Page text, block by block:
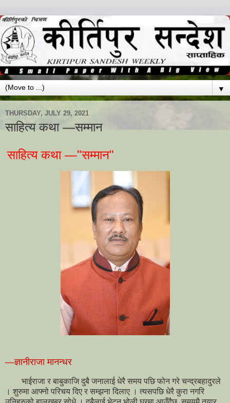
▼
THURSDAY, JULY 29, 2021
साहित्य कथा —सम्मान
साहित्य कथा —"सम्मान"
—ज्ञानीराजा मानन्धर
भाईराजा र बाबुकाजि दुबै जनालाई धेरै समय पछि फोन गरे चन्द्रबहादुरले
। शुरुमा आफ्नो परिचय दिए र सम्झना दिलाए । त्यसपछि धेरै कुरा नगरि